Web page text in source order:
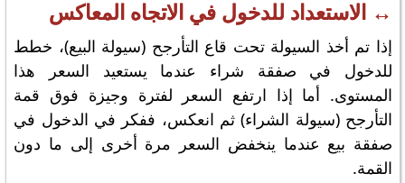
↔️ الاستعداد للدخول في الاتجاه المعاكس
إذا تم أخذ السيولة تحت قاع التأرجح (سيولة البيع)، خطط
للدخول في صفقة شراء عندما يستعيد السعر هذا
المستوى. أما إذا ارتفع السعر لفترة وجيزة فوق قمة
التأرجح (سيولة الشراء) ثم انعكس، ففكر في الدخول في
صفقة بيع عندما ينخفض السعر مرة أخرى إلى ما دون
القمة.